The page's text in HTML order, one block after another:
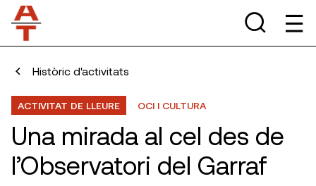
Històric d'activitats
ACTIVITAT DE LLEURE OCI I CULTURA
Una mirada al cel des de
l’Observatori del Garraf